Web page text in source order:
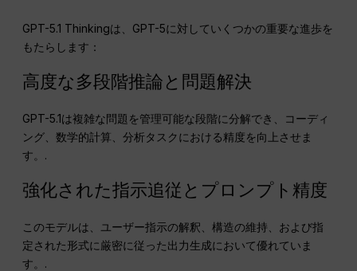
GPT-5.1 Thinkingは、GPT-5に対していくつかの重要な進歩を
もたらします：
高度な多段階推論と問題解決
GPT-5.1は複雑な問題を管理可能な段階に分解でき、コーディ
ング、数学的計算、分析タスクにおける精度を向上させま
す。.
強化された指示追従とプロンプト精度
このモデルは、ユーザー指示の解釈、構造の維持、および指
定された形式に厳密に従った出力生成において優れていま
す。.